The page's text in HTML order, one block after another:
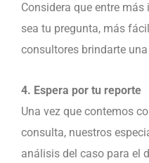
Considera que entre
sea tu pregunta, más
consultores brindarte
4. Espera por tu reporte
Una vez que contemos
consulta, nuestros
análisis del caso para el